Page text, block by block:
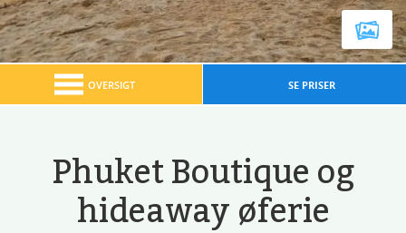
OVERSIGT SE PRISER
Phuket Boutique og
hideaway øferie